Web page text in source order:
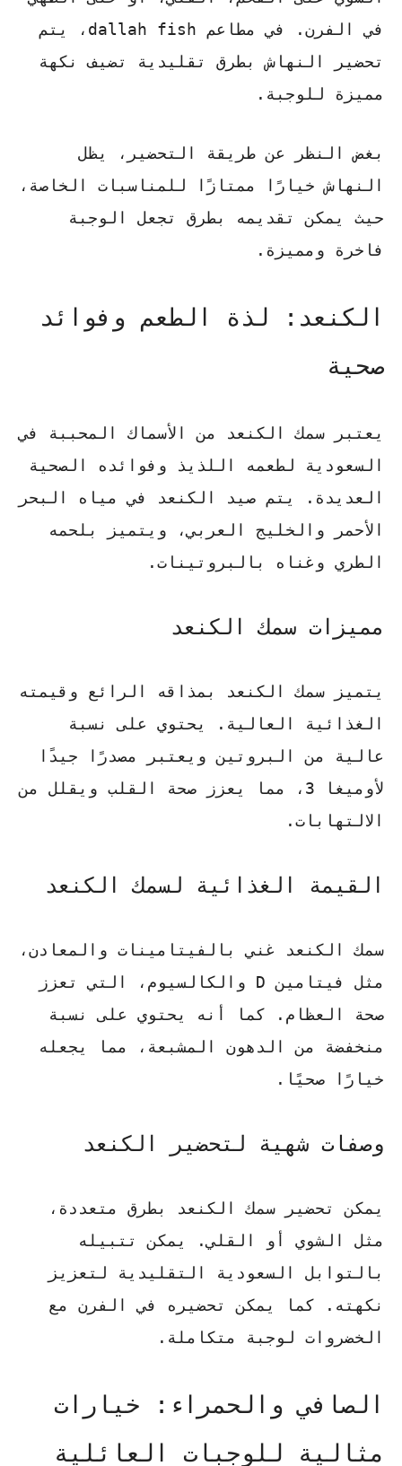
في الفرن. في مطاعم dallah fish
، يتم
تحضير النهاش بطرق تقليدية تضيف نكهة
مميزة للوجبة.
بغض النظر عن طريقة التحضير، يظل
النهاش خيارًا ممتازًا للمناسبات الخاصة،
حيث يمكن تقديمه بطرق تجعل الوجبة
فاخرة ومميزة.
الكنعد: لذة الطعم وفوائد
صحية
يعتبر سمك الكنعد من الأسماك المحببة في
السعودية لطعمه اللذيذ وفوائده الصحية
العديدة. يتم صيد الكنعد في مياه البحر
الأحمر والخليج العربي، ويتميز بلحمه
الطري وغناه بالبروتينات.
مميزات سمك الكنعد
يتميز سمك الكنعد بمذاقه الرائع وقيمته
الغذائية العالية.
يحتوي على نسبة
عالية من البروتينويعتبر مصدرًا جيدًا
لأوميغا 3، مما يعزز صحة القلب ويقلل من
الالتهابات.
القيمة الغذائية لسمك الكنعد
سمك الكنعد غني بالفيتامينات والمعادن،
مثل فيتامين D والكالسيوم، التي تعزز
صحة العظام. كما أنه يحتوي على نسبة
منخفضة من الدهون المشبعة، مما يجعله
خيارًا صحيًا.
وصفات شهية لتحضير الكنعد
يمكن تحضير سمك الكنعد بطرق متعددة،
مثل الشوي أو القلي.
يمكن تتبيله
بالتوابل السعودية التقليدية لتعزيز
نكهته. كما يمكن تحضيره في الفرن مع
الخضروات لوجبة متكاملة.
الصافي والحمراء: خيارات
مثالية للوجبات العائلية